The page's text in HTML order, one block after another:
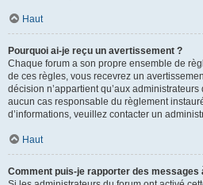
Haut
Pourquoi ai-je reçu un avertissement ?
Chaque forum a son propre ensemble de
de ces règles, vous recevrez un
décision n’appartient qu’aux
aucun cas responsable du règlement
d’informations, veuillez contacter un
Haut
Comment puis-je rapporter des messages